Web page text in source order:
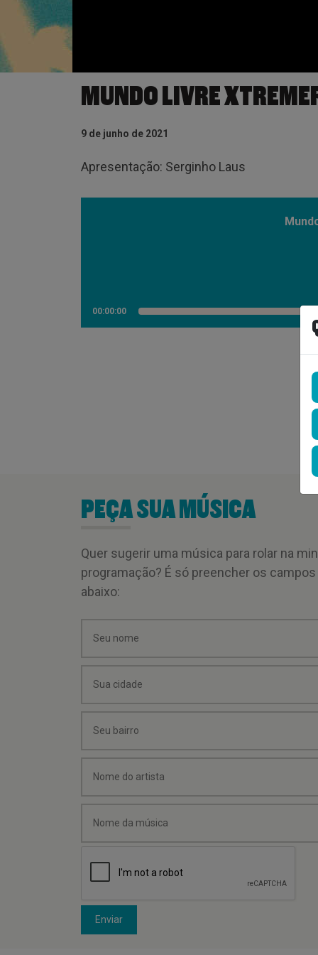
MUNDO LIVRE
9 de junho de 2021
Apresentação: Serginho Laus
00:00:00
PEÇA SUA MÚSICA
Quer sugerir uma música para rolar na
programação? É só preencher os campos
abaixo:
Enviar